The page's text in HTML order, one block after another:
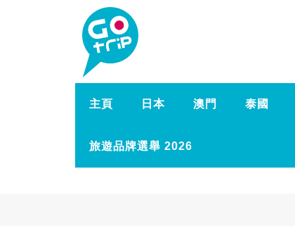
主頁 日本 澳門 泰國
旅遊品牌選舉 2026